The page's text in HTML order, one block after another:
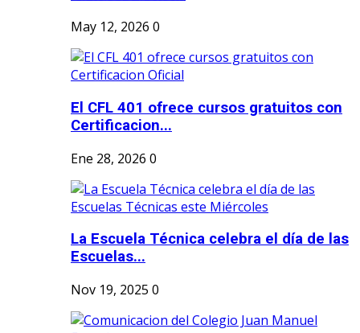
May 12, 2026 0
El CFL 401 ofrece cursos gratuitos con
Certificacion...
Ene 28, 2026 0
La Escuela Técnica celebra el día de las
Escuelas...
Nov 19, 2025 0